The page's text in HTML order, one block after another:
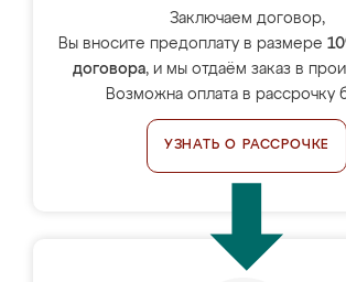
Заключаем договор,
Вы вносите предоплату в размере
договора, и мы отдаём заказ в
Возможна оплата в рассрочку
УЗНАТЬ О РАССРОЧКЕ